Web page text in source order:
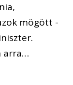
mögött -
arra…